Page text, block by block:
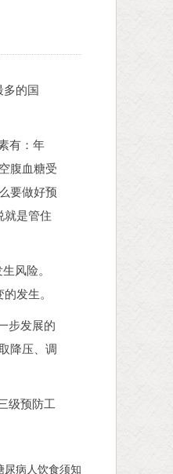
的国
有：年
腹血糖受
要做好预
就是管住
风险。
发生。
步发展的
降压、调
级预防工
尿病人饮食须知